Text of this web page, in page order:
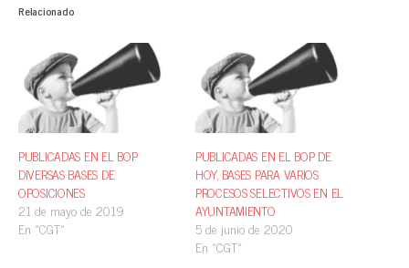
Relacionado
PUBLICADAS EN EL BOP
DIVERSAS BASES DE
OPOSICIONES
21 de mayo de 2019
En «CGT»
PUBLICADAS EN EL BOP DE
HOY, BASES PARA VARIOS
PROCESOS SELECTIVOS EN EL
AYUNTAMIENTO
5 de junio de 2020
En «CGT»